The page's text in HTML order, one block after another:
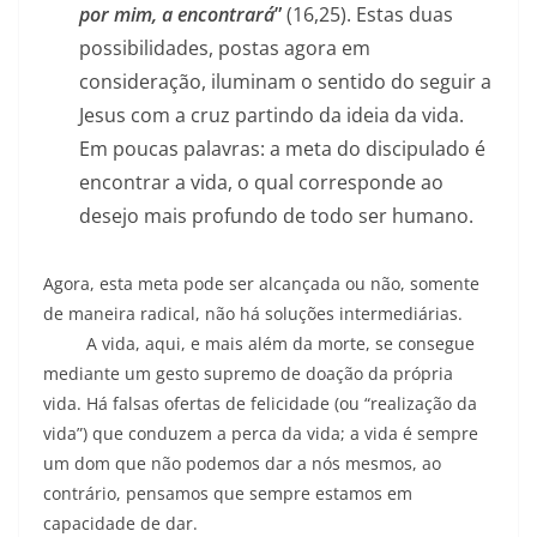
por mim, a encontrará”(16,25). Estas duas
possibilidades, postas agora em
consideração, iluminam o sentido do seguir a
Jesus com a cruz partindo da ideia da vida.
Em poucas palavras: a meta do discipulado é
encontrar a vida, o qual corresponde ao
desejo mais profundo de todo ser humano.
Agora, esta meta pode ser alcançada ou não, somente
de maneira radical, não há soluções intermediárias.
A vida, aqui, e mais além da morte, se consegue
mediante um gesto supremo de doação da própria
vida. Há falsas ofertas de felicidade (ou “realização da
vida”) que conduzem a perca da vida; a vida é sempre
um dom que não podemos dar a nós mesmos, ao
contrário, pensamos que sempre estamos em
capacidade de dar.